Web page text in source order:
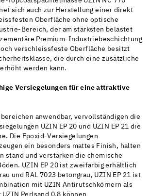
sich auch zur Herstellung einer direkt
Oberfläche ohne optische
Bereich, der am stärksten belastet
Premium-Industriebeschichtung
verschleissfeste Oberfläche besitzt
die durch eine zusätzliche
werden kann.
Versiegelungen für eine attraktive
anwendbar, vervollständigen die
UZIN EP 20 und UZIN EP 21 die
Die Epoxid-Versiegelungen
ein besonders mattes Finish, halten
stand und verstärken die chemische
UZIN EP 20 ist zweifarbig erhältlich
und RAL 7023 betongrau, UZIN EP 21 ist
mit UZIN Antirutschkörnern als